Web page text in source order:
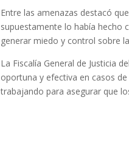
Entre las amenazas destacó
supuestamente lo había hecho
generar miedo y control sobre
La Fiscalía General de Justicia
oportuna y efectiva en casos
trabajando para asegurar que